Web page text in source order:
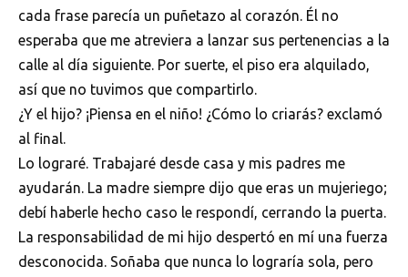
cada frase parecía un puñetazo al corazón. Él no
esperaba que me atreviera a lanzar sus pertenencias a la
calle al día siguiente. Por suerte, el piso era alquilado,
así que no tuvimos que compartirlo.
¿Y el hijo? ¡Piensa en el niño! ¿Cómo lo criarás? exclamó
al final.
Lo lograré. Trabajaré desde casa y mis padres me
ayudarán. La madre siempre dijo que eras un mujeriego;
debí haberle hecho caso le respondí, cerrando la puerta.
La responsabilidad de mi hijo despertó en mí una fuerza
desconocida. Soñaba que nunca lo lograría sola, pero